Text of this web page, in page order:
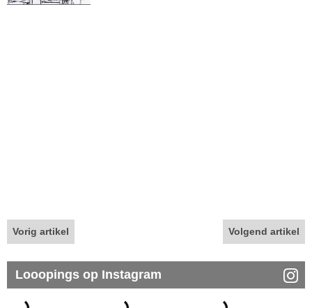
Vorig artikel Volgend artikel
Looopings op Instagram